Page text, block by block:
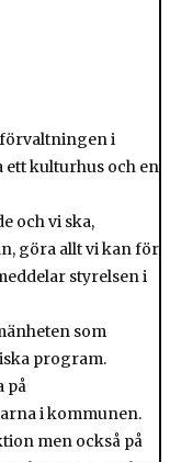
förvaltningen i
ett kulturhus och en
och vi ska,
göra allt vi kan för
styrelsen i
som
program.
på
i kommunen.
men också på